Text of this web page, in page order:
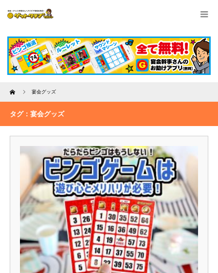
Home 宴会グッズ
タグ：宴会グッズ